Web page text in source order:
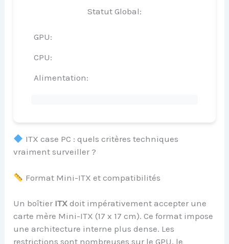
Statut Global:
GPU:
CPU:
Alimentation:
ITX case PC : quels critères techniques
vraiment surveiller ?
Format Mini-ITX et compatibilités
Un boîtier ITX doit impérativement accepter une
carte mère Mini-ITX (17 x 17 cm). Ce format impose
une architecture interne plus dense. Les
restrictions sont nombreuses sur le GPU, le